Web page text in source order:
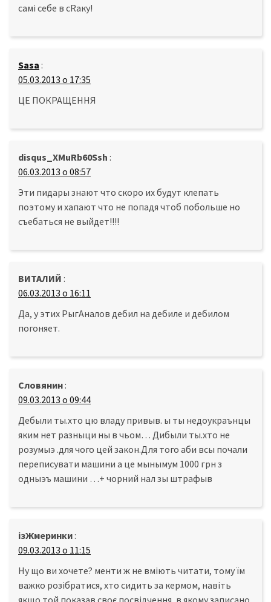
самі себе в сRаку!
Sasa :
05.03.2013 о 17:35
ЦЕ ПОКРАЩЕННЯ
disqus_XMuRb60Ssh :
06.03.2013 о 08:57
Эти пидары знают что скоро их будут клепать
поэтому и хапают что не попадя чтоб побольше но
съебаться не выйдет!!!!
ВИТАЛИЙ :
06.03.2013 о 16:11
Да, у этих РыгАналов дебил на дебиле и дебилом
погоняет.
Словянин :
09.03.2013 о 09:44
Дебыли ты.хто цю владу привыв. ы ты недоукраънцы
яким нет разныци ны в чьом… Дибыли ты.хто не
розумыэ .для чого цей закон.Для того аби всы почали
переписувати машини а це мынымум 1000 грн з
одныэъ машини …+ чорний нал зы штрафыв
ізЖмеринки :
09.03.2013 о 11:15
Ну що ви хочете? менти ж не вміють читати, тому їм
важко розібратися, хто сидить за кермом, навіть
якщо той показав своє посвідчення, в якому записано